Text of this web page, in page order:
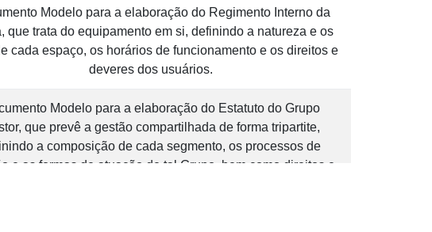
Modelo para a elaboração do Regimento Interno da
que trata do equipamento em si, definindo a natureza e os
cada espaço, os horários de funcionamento e os direitos e
deveres dos usuários.
Modelo para a elaboração do Estatuto do Grupo
que prevê a gestão compartilhada de forma tripartite,
a composição de cada segmento, os processos de
e as formas de atuação de tal Grupo, bem como direitos e